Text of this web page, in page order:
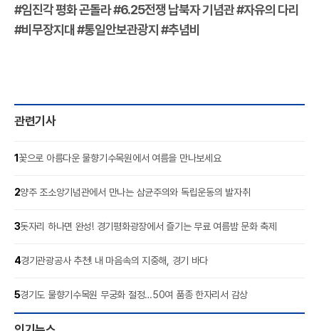
#임진각 평화 곤돌라 #6.25전쟁 납북자 기념관 #자유의 다리
#비무장지대 #통일안보관광지 #추념비
관련기사
1 꽃으로 아름다운 물향기수목원에서 여름을 만나보세요
2양주 조소앙기념관에서 만나는 삼균주의와 독립운동의 발자취
3돗자리 하나면 완성! 경기평화광장에서 즐기는 무료 여름밤 문화 축제
4경기관광공사 추천! 내 마음속의 지중해, 경기 바다
5경기도 물향기수목원 무궁화 절정…50여 품종 한자리서 감상